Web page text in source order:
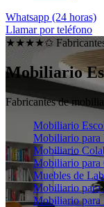
Whatsapp (24 horas)
Llamar por teléfono
★★★★✩ Fabricantes
Mobiliario
Fabricantes de
Mobiliario
Mobiliario para
Mobiliario
Mobiliario para
Muebles de
Mobiliario para
Mobiliario para